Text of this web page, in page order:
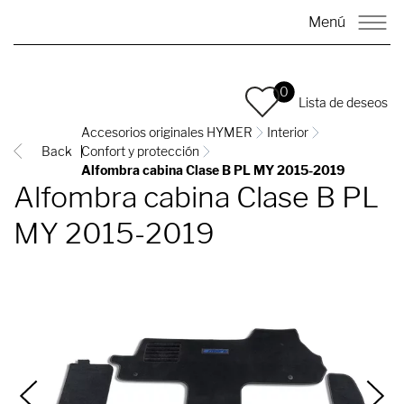
Menú
0
Lista de deseos
Back
Accesorios originales HYMER
Interior
Confort y protección
Alfombra cabina Clase B PL MY 2015-2019
Alfombra cabina Clase B PL
MY 2015-2019